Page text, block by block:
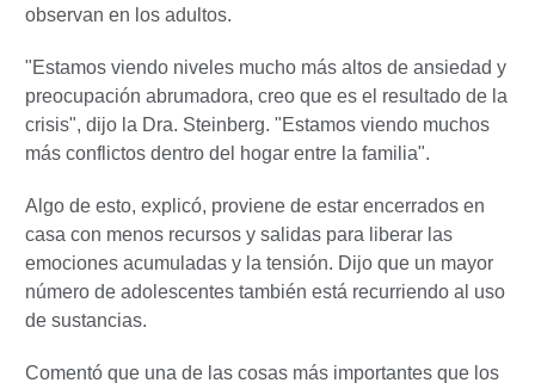
observan en los adultos.
"Estamos viendo niveles mucho más altos de ansiedad y
preocupación abrumadora, creo que es el resultado de la
crisis", dijo la Dra. Steinberg. "Estamos viendo muchos
más conflictos dentro del hogar entre la familia".
Algo de esto, explicó, proviene de estar encerrados en
casa con menos recursos y salidas para liberar las
emociones acumuladas y la tensión. Dijo que un mayor
número de adolescentes también está recurriendo al uso
de sustancias.
Comentó que una de las cosas más importantes que los